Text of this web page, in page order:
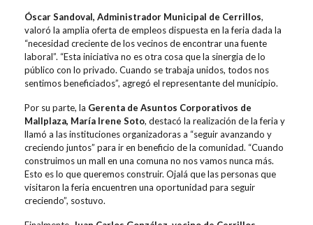
Óscar Sandoval, Administrador Municipal de Cerrillos,
valoró la amplia oferta de empleos dispuesta en la feria dada la
“necesidad creciente de los vecinos de encontrar una fuente
laboral”. “Esta iniciativa no es otra cosa que la sinergia de lo
público con lo privado. Cuando se trabaja unidos, todos nos
sentimos beneficiados”, agregó el representante del municipio.
Por su parte, la Gerenta de Asuntos Corporativos de
Mallplaza, María Irene Soto, destacó la realización de la feria y
llamó a las instituciones organizadoras a “seguir avanzando y
creciendo juntos” para ir en beneficio de la comunidad. “Cuando
construimos un mall en una comuna no nos vamos nunca más.
Esto es lo que queremos construir. Ojalá que las personas que
visitaron la feria encuentren una oportunidad para seguir
creciendo”, sostuvo.